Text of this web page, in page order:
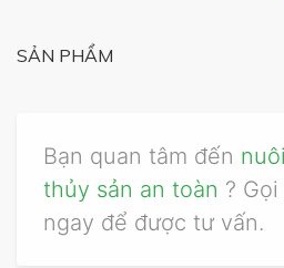
SẢN PHẨM
Bạn quan tâm đến nuôi
thủy sản an toàn ? Gọi
ngay để được tư vấn.